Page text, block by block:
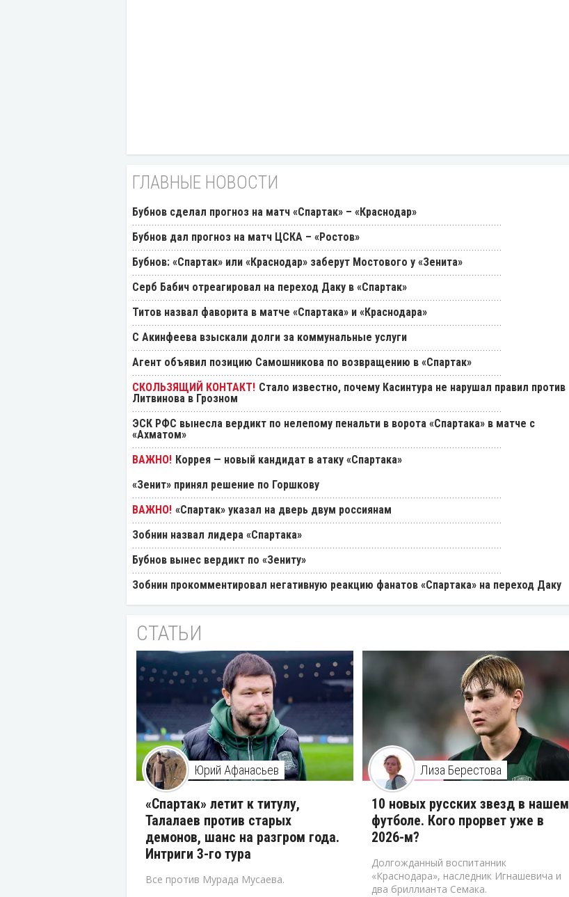
ГЛАВНЫЕ НОВОСТИ
Бубнов сделал прогноз на матч «Спартак» – «Краснодар»
Бубнов дал прогноз на матч ЦСКА – «Ростов»
Бубнов: «Спартак» или «Краснодар» заберут Мостового у «Зенита»
Серб Бабич отреагировал на переход Даку в «Спартак»
Титов назвал фаворита в матче «Спартака» и «Краснодара»
С Акинфеева взыскали долги за коммунальные услуги
Агент объявил позицию Самошникова по возвращению в «Спартак»
Стало известно, почему Касинтура не нарушал правил против
Литвинова в Грозном
ЭСК РФС вынесла вердикт по нелепому пенальти в ворота «Спартака» в матче с
«Ахматом»
Коррея — новый кандидат в атаку «Спартака»
«Зенит» принял решение по Горшкову
«Спартак» указал на дверь двум россиянам
Зобнин назвал лидера «Спартака»
Бубнов вынес вердикт по «Зениту»
Зобнин прокомментировал негативную реакцию фанатов «Спартака» на переход Даку
СТАТЬИ
Юрий Афанасьев
«Спартак» летит к титулу,
Талалаев против старых
демонов, шанс на разгром года.
Интриги 3-го тура
Все против Мурада Мусаева.
Лиза Берестова
10 новых русских звезд в нашем
футболе. Кого прорвет уже в
2026-м?
Долгожданный воспитанник
«Краснодара», наследник Игнашевича и
два бриллианта Семака.